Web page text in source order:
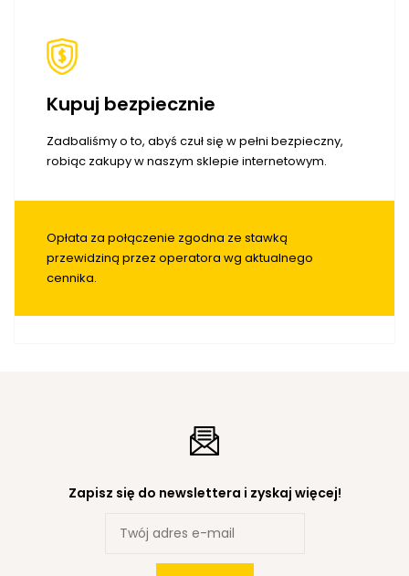
Kupuj bezpiecznie
Zadbaliśmy o to, abyś czuł się w pełni bezpieczny,
robiąc zakupy w naszym sklepie internetowym.
Opłata za połączenie zgodna ze stawką
przewidziną przez operatora wg aktualnego
cennika.
Zapisz się do newslettera i zyskaj więcej!